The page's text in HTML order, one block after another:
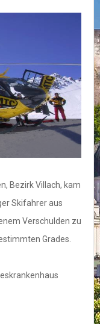
Bezirk Villach, kam
Skifahrer aus
Verschulden zu
Grades.